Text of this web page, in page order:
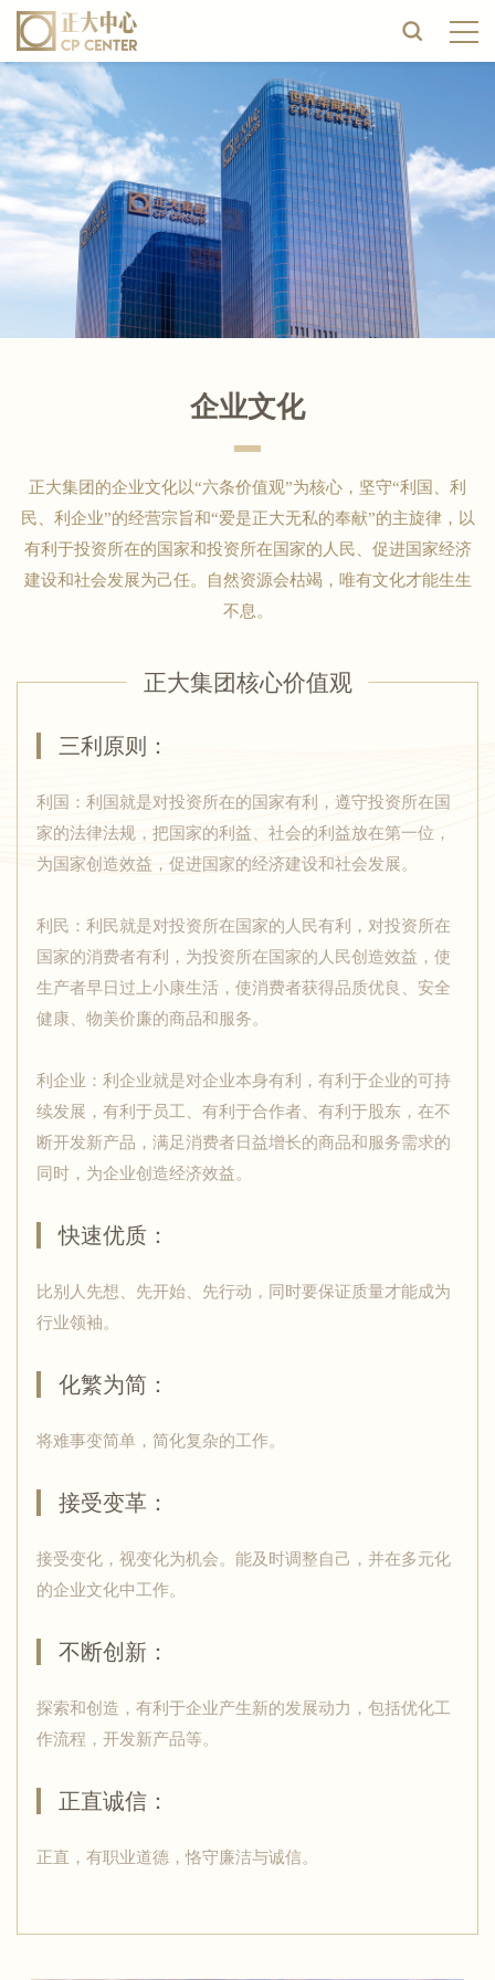
企业文化
正大集团的企业文化以“六条价值观”为核心，坚守“利国、利
民、利企业”的经营宗旨和“爱是正大无私的奉献”的主旋律，以
有利于投资所在的国家和投资所在国家的人民、促进国家经济
建设和社会发展为己任。自然资源会枯竭，唯有文化才能生生
不息。
正大集团核心价值观
三利原则：
利国：利国就是对投资所在的国家有利，遵守投资所在国
家的法律法规，把国家的利益、社会的利益放在第一位，
为国家创造效益，促进国家的经济建设和社会发展。
利民：利民就是对投资所在国家的人民有利，对投资所在
国家的消费者有利，为投资所在国家的人民创造效益，使
生产者早日过上小康生活，使消费者获得品质优良、安全
健康、物美价廉的商品和服务。
利企业：利企业就是对企业本身有利，有利于企业的可持
续发展，有利于员工、有利于合作者、有利于股东，在不
断开发新产品，满足消费者日益增长的商品和服务需求的
同时，为企业创造经济效益。
快速优质：
比别人先想、先开始、先行动，同时要保证质量才能成为
行业领袖。
化繁为简：
将难事变简单，简化复杂的工作。
接受变革：
接受变化，视变化为机会。能及时调整自己，并在多元化
的企业文化中工作。
不断创新：
探索和创造，有利于企业产生新的发展动力，包括优化工
作流程，开发新产品等。
正直诚信：
正直，有职业道德，恪守廉洁与诚信。